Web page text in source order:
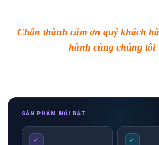
Chân thành cám ơn quý khách
hành cùng chúng tôi
SẢN PHẨM NỔI BẬT
✓ ✓